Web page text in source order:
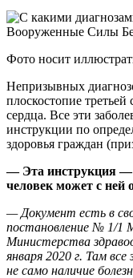
Фото носит
Непризывных
плоскостопие
сердца. Все эти
инструкции по
здоровья граждан
— Эта инструкция
человек может с ней
— Документ есть в
постановление № 1/1
Министерства
января 2020 г. Там все
не само наличие